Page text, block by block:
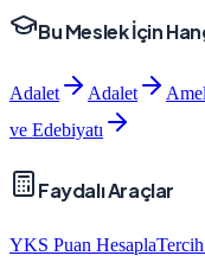
Bu Meslek İçin
Adalet Adalet
ve Edebiyatı
Faydalı Araçlar
YKS Puan Hesapla